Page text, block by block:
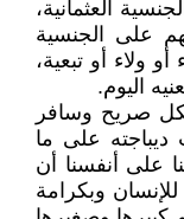
العثمانية،
على الجنسية
أو ولاء أو تبعية،
اليوم.
صريح وسافر
على ما
على أنفسنا أن
وبكرامة